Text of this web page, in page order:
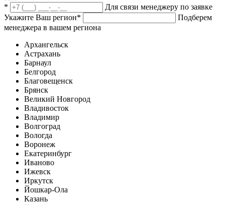
*
Для связи менеджеру по заявке
Укажите Ваш регион*
Подберем
менеджера в вашем региона
Архангельск
Астрахань
Барнаул
Белгород
Благовещенск
Брянск
Великий Новгород
Владивосток
Владимир
Волгоград
Вологда
Воронеж
Екатеринбург
Иваново
Ижевск
Иркутск
Йошкар-Ола
Казань